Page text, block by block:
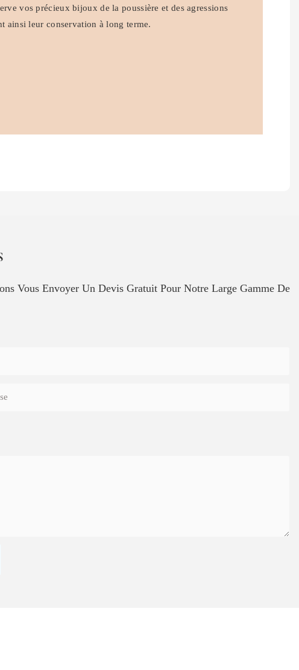
vos précieux bijoux de la poussière et des agressions
ainsi leur conservation à long terme.
Vous Envoyer Un Devis Gratuit Pour Notre Large Gamme De